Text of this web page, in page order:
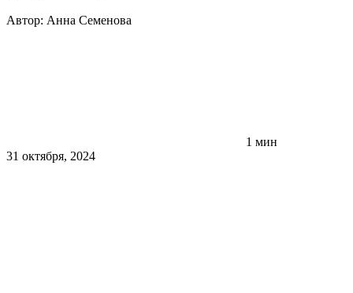
Автор: Анна Семенова
1 мин
31 октября, 2024